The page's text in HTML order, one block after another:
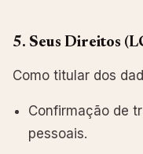
5. Seus Direitos
Como titular dos
Confirmação de
pessoais.